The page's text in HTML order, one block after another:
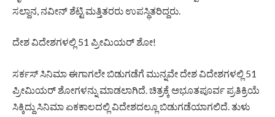
ಸಲ್ದಾನ, ನವೀನ್ ಶೆಟ್ಟಿ ಮತ್ತಿತರರು ಉಪಸ್ಥಿತರಿದ್ದರು.
ದೇಶ ವಿದೇಶಗಳಲ್ಲಿ 51 ಪ್ರೀಮಿಯರ್ ಶೋ!
ಸರ್ಕಸ್ ಸಿನಿಮಾ ಈಗಾಗಲೇ ಬಿಡುಗಡೆಗೆ ಮುನ್ನವೇ ದೇಶ ವಿದೇಶಗಳಲ್ಲಿ 51
ಪ್ರೀಮಿಯರ್ ಶೋಗಳನ್ನು ಮಾಡಲಾಗಿದೆ. ಚಿತ್ರಕ್ಕೆ ಅಭೂತಪೂರ್ವ ಪ್ರತಿಕ್ರಿಯೆ
ಸಿಕ್ಕಿದ್ದು ಸಿನಿಮಾ ಏಕಕಾಲದಲ್ಲಿ ವಿದೇಶದಲ್ಲೂ ಬಿಡುಗಡೆಯಾಗಲಿದೆ. ತುಳು